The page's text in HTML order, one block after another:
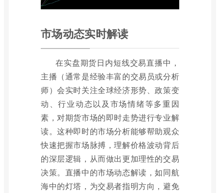
市场动态实时解读
在实盘期货日内短线交易直播中，
主播（通常是经验丰富的交易员或分析
师）会实时关注全球经济形势、政策变
动、行业动态以及市场情绪等多重因
素，对期货市场的即时走势进行专业解
读。这种即时的市场分析能够帮助观众
快速把握市场脉搏，理解价格波动背后
的深层逻辑，从而做出更加理性的交易
决策。直播中的市场动态解读，如同航
海中的灯塔，为交易者指明方向，避免